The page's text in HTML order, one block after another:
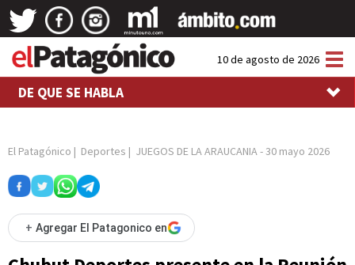
10 de agosto de 2026
DE QUE SE HABLA
El Patagónico | Deportes | JUEGOS DE LA ARAUCANIA-30 mayo 2026
+ Agregar El Patagonico en